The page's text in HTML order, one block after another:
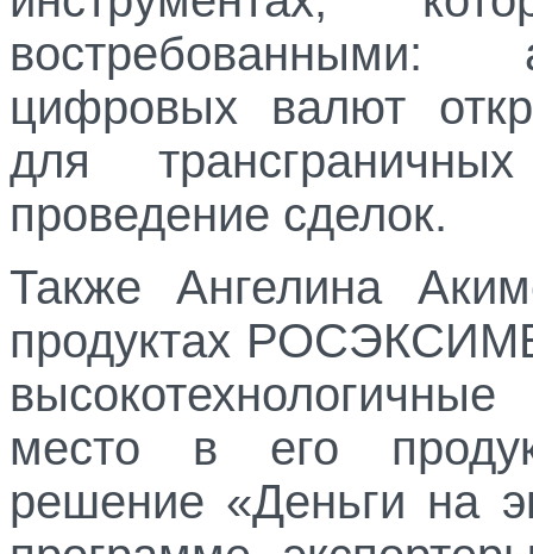
востребованными:
цифровых валют
для
проведение сделок.
Также Ангелина
продуктах
место в его
решение «Деньги на